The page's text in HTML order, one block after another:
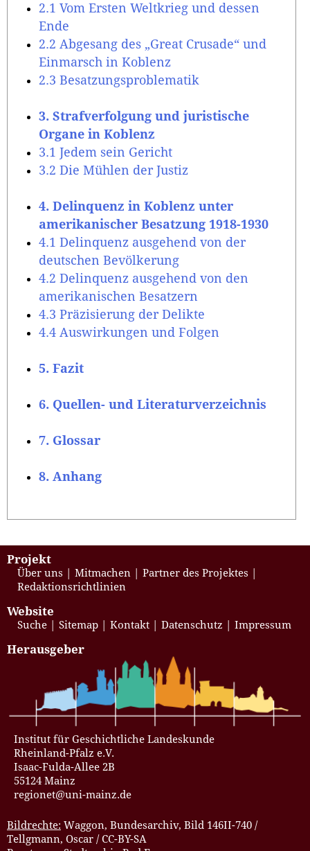
2.1 Vom Ersten Weltkrieg und dessen
Ende
2.2 Abgesang des „Great Crusade“ und
Einmarsch in Koblenz
2.3 Besatzungsproblematik
3. Strafverfolgung und juristische
Organe in Koblenz
3.1 Jedem sein Gericht
3.2 Die Mühlen der Justiz
4. Delinquenz in Koblenz unter
amerikanischer Besatzung 1918-1930
4.1 Delinquenz ausgehend von der
deutschen Bevölkerung
4.2 Delinquenz ausgehend von den
amerikanischen Besatzern
4.3 Präzisierung der Delikte
4.4 Auswirkungen und Folgen
5. Fazit
6. Quellen- und Literaturverzeichnis
7. Glossar
8. Anhang
Projekt
Über uns Mitmachen
Partner des Projektes
Redaktionsrichtlinien
Website
Suche Sitemap Kontakt Datenschutz Impressum
Herausgeber
Institut für Geschichtliche Landeskunde
Rheinland-Pfalz e.V.
Isaac-Fulda-Allee 2B
55124 Mainz
regionet@uni-mainz.de
Bildrechte: Waggon, Bundesarchiv, Bild 146II-740 /
Tellgmann, Oscar / CC-BY-SA